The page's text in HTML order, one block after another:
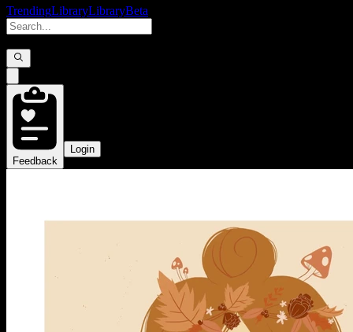
TrendingLibraryLibraryBeta
Feedback
Login